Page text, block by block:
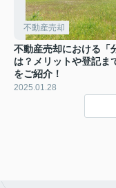
不動産売却
不動産売却における「
は？メリットや登記ま
をご紹介！
2025.01.28